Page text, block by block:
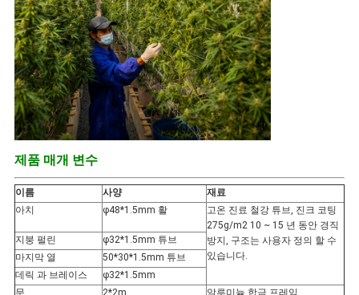
제품 매개 변수
이름 사양
재료
아치
φ48*1.5mm 활
고온 진료 철강 튜브, 진크 코팅
275g/m2 10 ~ 15 년 동안 경직
방지, 구조는 사용자 정의 할 수
있습니다.
지붕 펄린
φ32*1.5mm 튜브
마지막 열
50*30*1.5mm 튜브
데릭 과 브레이스
φ32*1.5mm